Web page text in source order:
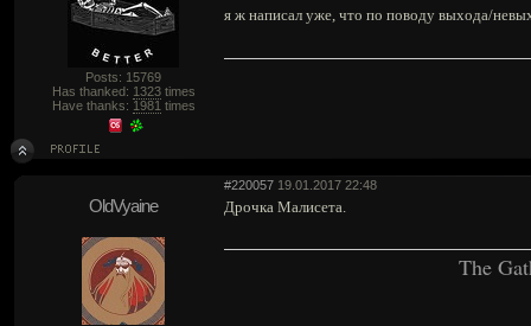
Posts: 15769
Has thanked: 1323times
Have thanks: 1981 times
я ж написал уже, что по поводу выхода/
#220057 19.01.2017 22:48
OldVyaine Дрочка Малисета.
The